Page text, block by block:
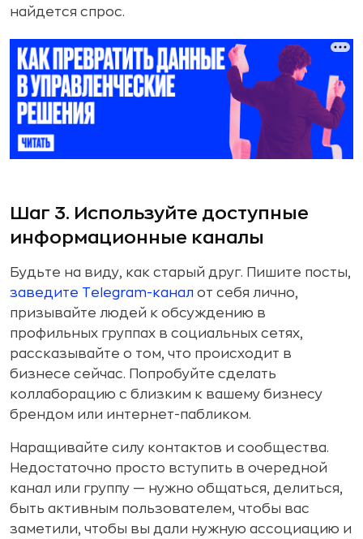
найдется спрос.
Шаг 3. Используйте доступные
информационные каналы
Будьте на виду, как старый друг. Пишите посты,
заведите Telegram-канал от себя лично,
призывайте людей к обсуждению в
профильных группах в социальных сетях,
рассказывайте о том, что происходит в
бизнесе сейчас. Попробуйте сделать
коллаборацию с близким к вашему бизнесу
брендом или интернет-пабликом.
Наращивайте силу контактов и сообщества.
Недостаточно просто вступить в очередной
канал или группу — нужно общаться, делиться,
быть активным пользователем, чтобы вас
заметили, чтобы вы дали нужную ассоциацию и